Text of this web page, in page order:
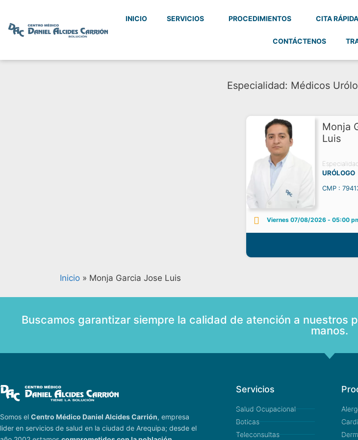
INICIO SERVICIOS PROCEDIMIENTOS CITA RÁPIDA
CONTÁCTENOS
Especialidad: Médicos
Monja
Luis
URÓLOGO
CMP :
Viernes 07/08/2026 - 05:00
Inicio » Monja Garcia Jose Luis
Buscamos garantizar siempre la calidad de atención a
manos.
Somos el Centro Médico Daniel Alcides Carrión, empresa
lider en servicios de salud en la ciudad de Arequipa; desde el
Servicios
Salud Ocupacional
Boticas
Teleconsultas